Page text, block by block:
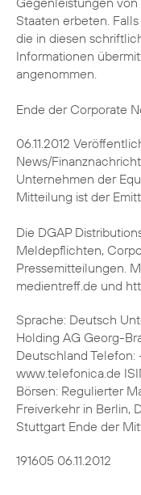
Staaten erbeten.
die in diesen
Informationen
angenommen.
Ende der Corporate
06.11.2012
News/
Unternehmen der
Mitteilung ist der
Die DGAP
Meldepflichten,
Pressemitteilungen.
medientreff.de und
Sprache: Deutsch
Holding AG Georg-
Deutschland
www.telefonica.de
Börsen: Regulierter
Freiverkehr in Berlin,
Stuttgart Ende der
191605 06.11.2012